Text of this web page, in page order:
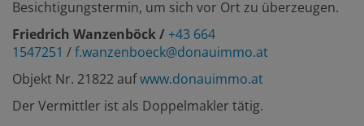
Besichtigungstermin, um sich vor Ort zu überzeugen.
Friedrich Wanzenböck / +43 664
1547251 /f.wanzenboeck@donauimmo.at
Objekt Nr. 21822 aufwww.donauimmo.at
Der Vermittler ist als Doppelmakler tätig.